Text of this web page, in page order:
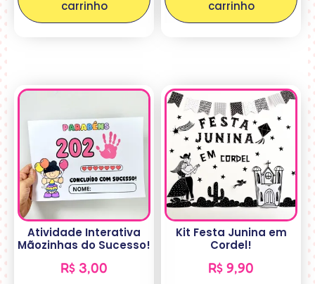
carrinho carrinho
Atividade Interativa
Mãozinhas do Sucesso!
R$ 3,00
Kit Festa Junina em
Cordel!
R$ 9,90